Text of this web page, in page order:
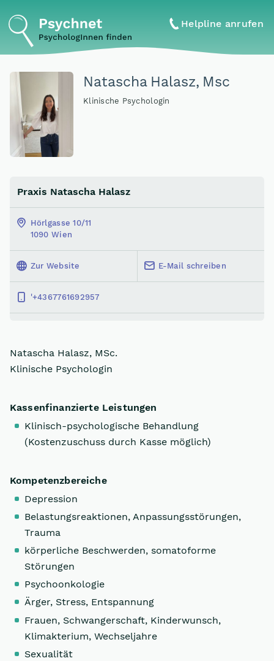
Helpline anrufen
Natascha Halasz, Msc
Klinische Psychologin
Praxis Natascha Halasz
Hörlgasse 10/11
1090 Wien
Zur Website E-Mail schreiben
'+4367761692957
Natascha Halasz, MSc.
Klinische Psychologin
Kassenfinanzierte Leistungen
Klinisch-psychologische Behandlung
(Kostenzuschuss durch Kasse möglich)
Kompetenzbereiche
Depression
Belastungsreaktionen, Anpassungsstörungen,
Trauma
körperliche Beschwerden, somatoforme
Störungen
Psychoonkologie
Ärger, Stress, Entspannung
Frauen, Schwangerschaft, Kinderwunsch,
Klimakterium, Wechseljahre
Sexualität